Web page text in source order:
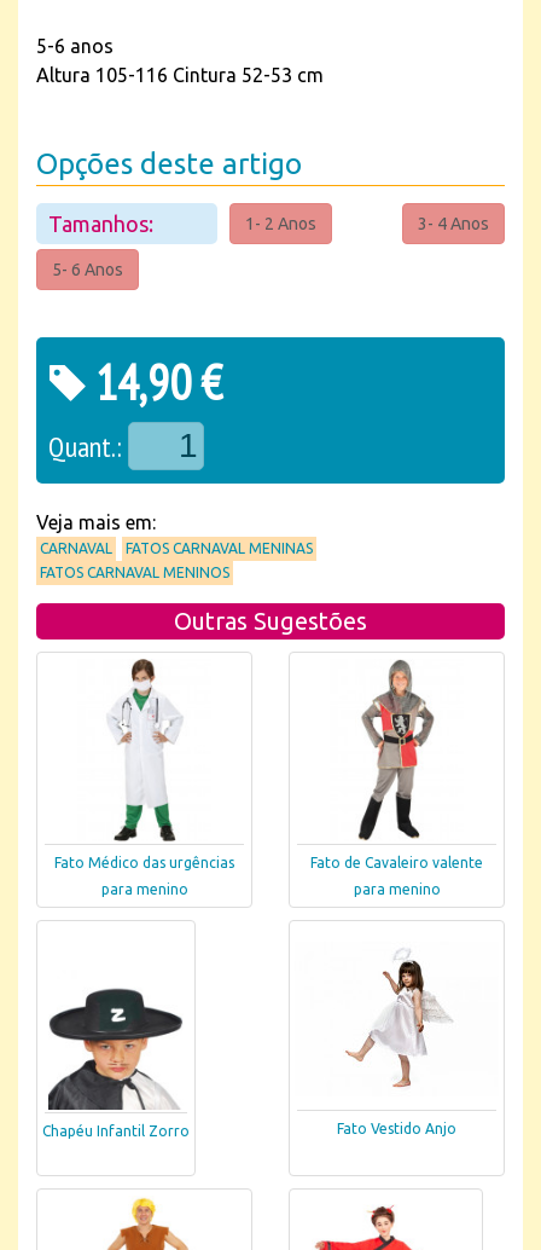
5-6 anos
Altura 105-116 Cintura 52-53 cm
Opções deste artigo
Tamanhos: 1- 2 Anos 3- 4 Anos
5- 6 Anos
14,90 €
Quant.:
Veja mais em:
CARNAVAL
FATOS CARNAVAL MENINAS
FATOS CARNAVAL MENINOS
Outras Sugestões
Fato Médico das urgências
para menino
Fato de Cavaleiro valente
para menino
Chapéu Infantil Zorro Fato Vestido Anjo